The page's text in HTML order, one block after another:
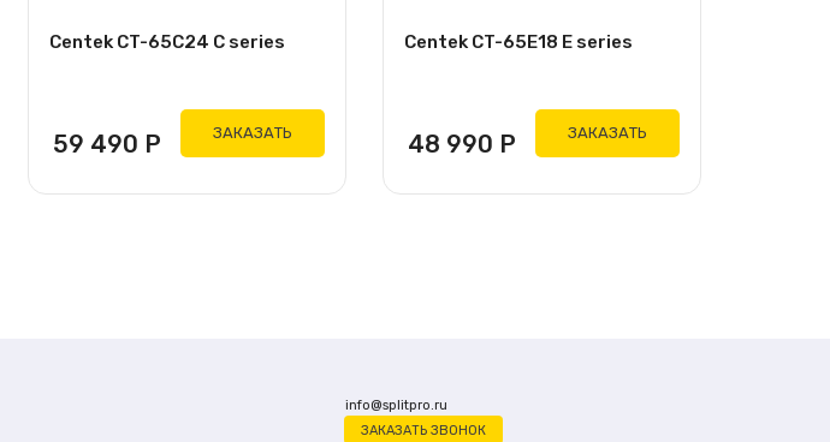
Centek CT-65C24 C series
59 490 Р ЗАКАЗАТЬ
Centek CT-65E18 E series
48 990 Р ЗАКАЗАТЬ
info@splitpro.ru
ЗАКАЗАТЬ ЗВОНОК